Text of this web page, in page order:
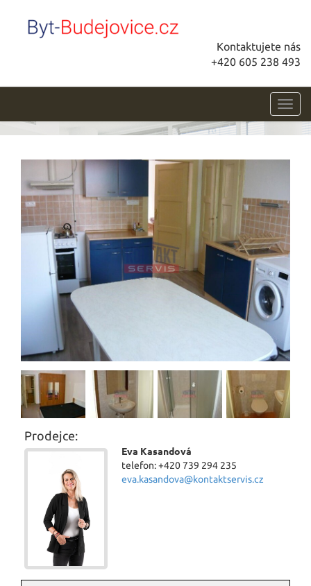
Kontaktujete nás
+420 605 238 493
Prodejce:
Eva Kasandová
telefon: +420 739 294 235
eva.kasandova@kontaktservis.cz